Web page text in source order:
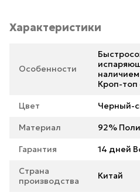
Характеристики
Особенности
Кроп-
Цвет Черный-
Материал 92%
Гарантия 14 дней
Страна
производства
Китай